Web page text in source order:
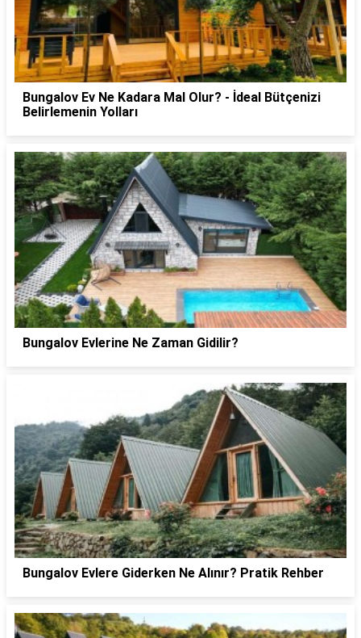
Bungalov Ev Ne Kadara Mal Olur? - İdeal Bütçenizi
Belirlemenin Yolları
Bungalov Evlerine Ne Zaman Gidilir?
Bungalov Evlere Giderken Ne Alınır? Pratik Rehber